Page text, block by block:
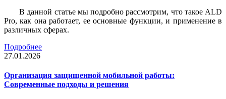
В данной статье мы подробно рассмотрим, что такое ALD
Pro, как она работает, ее основные функции, и применение в
различных сферах.
Подробнее
27.01.2026
Организация защищенной мобильной работы:
Современные подходы и решения